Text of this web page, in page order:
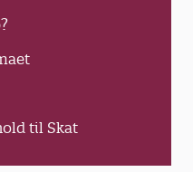
til Skat